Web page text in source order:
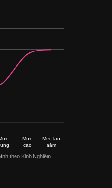
theo Kinh Nghiệm
Mức
cao
Mức lâu
năm